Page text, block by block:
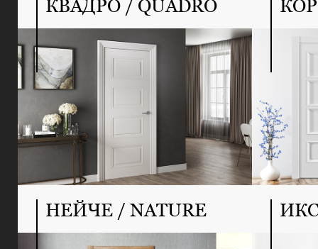
КВАДРО / QUADRO
НЕЙЧЕ / NATURE